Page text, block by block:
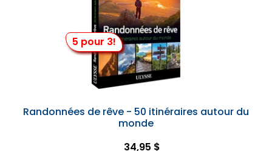
5 pour 3!
Randonnées de rêve - 50 itinéraires autour du
monde
34,95 $